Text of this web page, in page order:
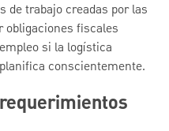
de trabajo creadas por las
obligaciones fiscales
si la logística
conscientemente.